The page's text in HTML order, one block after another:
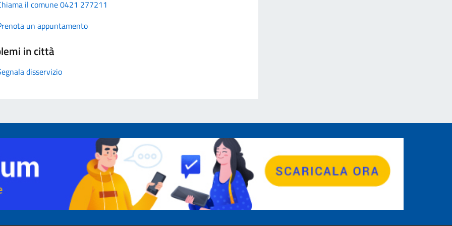
il comune 0421 277211
un appuntamento
in città
disservizio